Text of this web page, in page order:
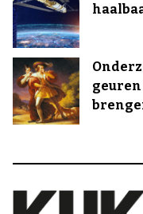
geuren